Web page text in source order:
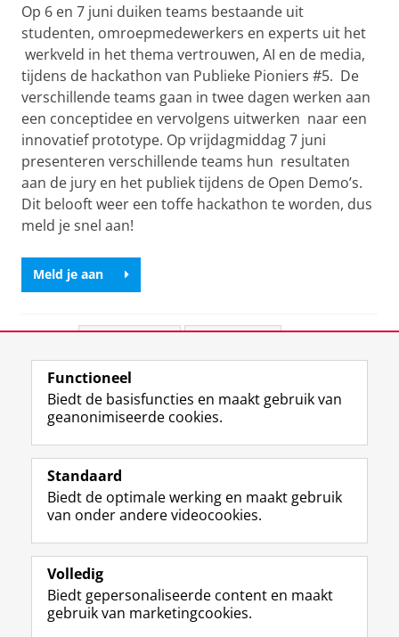
Op 6 en 7 juni duiken teams bestaande uit
studenten, omroepmedewerkers en experts uit het
werkveld in het thema vertrouwen, AI en de media,
tijdens de hackathon van Publieke Pioniers #5. De
verschillende teams gaan in twee dagen werken aan
een conceptidee en vervolgens uitwerken naar een
innovatief prototype. Op vrijdagmiddag 7 juni
presenteren verschillende teams hun resultaten
aan de jury en het publiek tijdens de Open Demo’s.
Dit belooft weer een toffe hackathon te worden, dus
meld je snel aan!
Meld je aan
View this page in:English
Volg ons op
T
w
t
t
r
r
o
L
i
k
e
I
-
Y
o
T
e
k
Studiekiezers
Alumni
Over ons
Functioneel
Biedt de basisfuncties en maakt gebruik van
geanonimiseerde cookies.
Standaard
Biedt de optimale werking en maakt gebruik
van onder andere videocookies.
Volledig
Biedt gepersonaliseerde content en maakt
gebruik van marketingcookies.